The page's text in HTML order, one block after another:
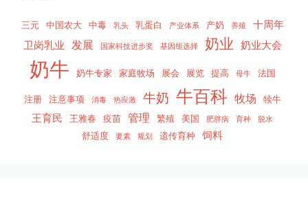
三元 中国农大 中毒 乳头 乳蛋白 产业体系 产奶 养殖
十周年
卫岗乳业 发展 国家科技进步奖 基因组选择 奶业 奶业大会
奶牛 奶牛专家 家庭牧场 展会 展览 提高 母牛 法国
注册 注意事项 消毒 热应激 牛奶 牛百科 牧场 犊牛
王育民 王雅春 疫苗 管理 繁殖 美国 肥胖病 育种 脱水
舒适度 要素 规划 遗传育种 饲料